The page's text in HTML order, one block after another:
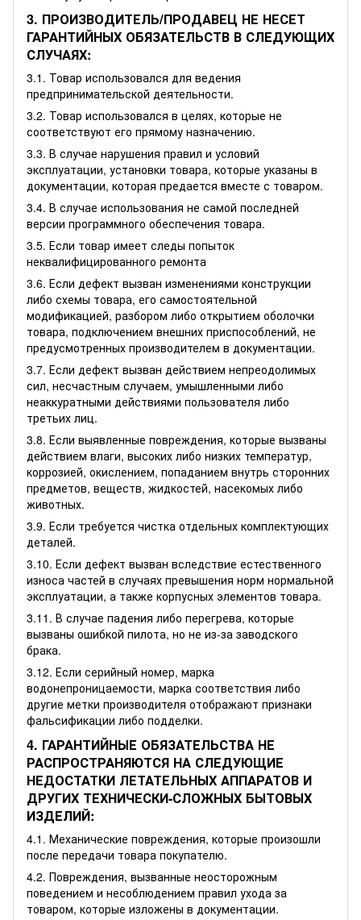
3. ПРОИЗВОДИТЕЛЬ/ПРОДАВЕЦ НЕ НЕСЕТ
ГАРАНТИЙНЫХ ОБЯЗАТЕЛЬСТВ В СЛЕДУЮЩИХ
СЛУЧАЯХ:
3.1. Товар использовался для ведения
предпринимательской деятельности.
3.2. Товар использовался в целях, которые не
соответствуют его прямому назначению.
3.3. В случае нарушения правил и условий
эксплуатации, установки товара, которые указаны в
документации, которая предается вместе с товаром.
3.4. В случае использования не самой последней
версии программного обеспечения товара.
3.5. Если товар имеет следы попыток
неквалифицированного ремонта
3.6. Если дефект вызван изменениями конструкции
либо схемы товара, его самостоятельной
модификацией, разбором либо открытием оболочки
товара, подключением внешних приспособлений, не
предусмотренных производителем в документации.
3.7. Если дефект вызван действием непреодолимых
сил, несчастным случаем, умышленными либо
неаккуратными действиями пользователя либо
третьих лиц.
3.8. Если выявленные повреждения, которые вызваны
действием влаги, высоких либо низких температур,
коррозией, окислением, попаданием внутрь сторонних
предметов, веществ, жидкостей, насекомых либо
животных.
3.9. Если требуется чистка отдельных комплектующих
деталей.
3.10. Если дефект вызван вследствие естественного
износа частей в случаях превышения норм нормальной
эксплуатации, а также корпусных элементов товара.
3.11. В случае падения либо перегрева, которые
вызваны ошибкой пилота, но не из-за заводского
брака.
3.12. Если серийный номер, марка
водонепроницаемости, марка соответствия либо
другие метки производителя отображают признаки
фальсификации либо подделки.
4. ГАРАНТИЙНЫЕ ОБЯЗАТЕЛЬСТВА НЕ
РАСПРОСТРАНЯЮТСЯ НА СЛЕДУЮЩИЕ
НЕДОСТАТКИ ЛЕТАТЕЛЬНЫХ АППАРАТОВ И
ДРУГИХ ТЕХНИЧЕСКИ-СЛОЖНЫХ БЫТОВЫХ
ИЗДЕЛИЙ:
4.1. Механические повреждения, которые произошли
после передачи товара покупателю.
4.2. Повреждения, вызванные неосторожным
поведением и несоблюдением правил ухода за
товаром, которые изложены в документации.